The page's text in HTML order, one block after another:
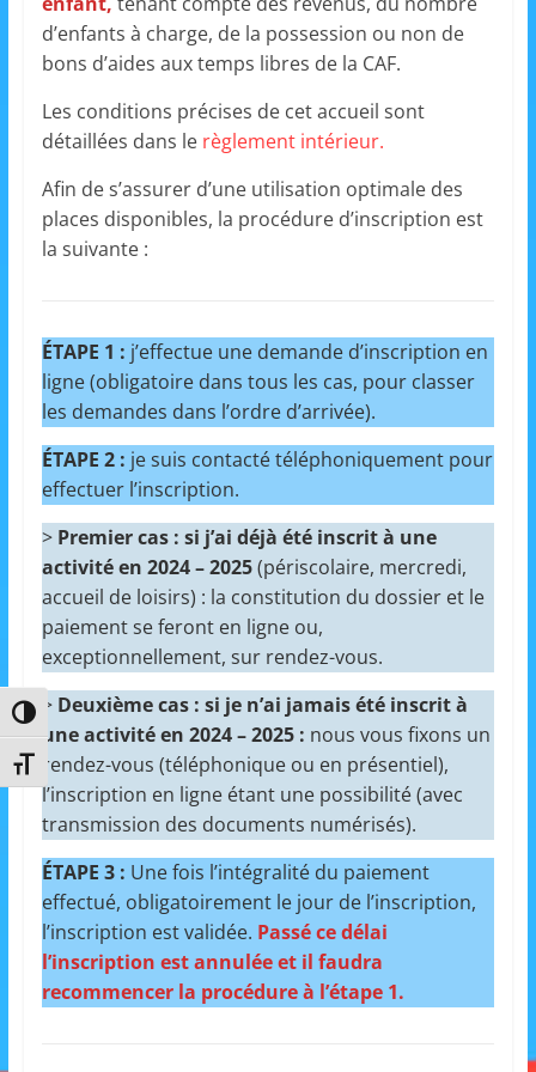
Passer en contraste élevé
Changer la taille de la police
d’enfants à charge, de la possession ou non de
bons d’aides aux temps libres de la CAF.
Les conditions précises de cet accueil sont
détaillées dans le règlement intérieur.
Afin de s’assurer d’une utilisation optimale des
places disponibles, la procédure d’inscription est
la suivante :
ÉTAPE 1 : j’effectue une demande d’inscription en
ligne (obligatoire dans tous les cas, pour classer
les demandes dans l’ordre d’arrivée).
ÉTAPE 2 : je suis contacté téléphoniquement pour
effectuer l’inscription.
> Premier cas : si j’ai déjà été inscrit à une
activité en 2024 – 2025(périscolaire, mercredi,
accueil de loisirs) : la constitution du dossier et le
paiement se feront en ligne ou,
exceptionnellement, sur rendez-vous.
> Deuxième cas : si je n’ai jamais été inscrit à
une activité en 2024 – 2025 : nous vous fixons un
rendez-vous (téléphonique ou en présentiel),
l’inscription en ligne étant une possibilité (avec
transmission des documents numérisés).
ÉTAPE 3 : Une fois l’intégralité du paiement
effectué, obligatoirement le jour de l’inscription,
l’inscription est validée. Passé ce délai
l’inscription est annulée et il faudra
recommencer la procédure à l’étape 1.